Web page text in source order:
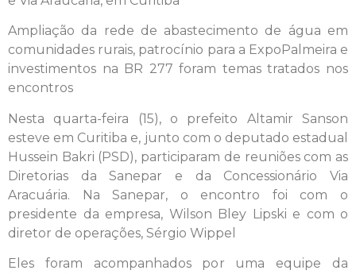
Ampliação da rede de abastecimento de água em
comunidades rurais, patrocínio para a ExpoPalmeira e
investimentos na BR 277 foram temas tratados nos
encontros
Nesta quarta-feira (15), o prefeito Altamir Sanson
esteve em Curitiba e, junto com o deputado estadual
Hussein Bakri (PSD), participaram de reuniões com as
Diretorias da Sanepar e da Concessionário Via
Aracuária. Na Sanepar, o encontro foi com o
presidente da empresa, Wilson Bley Lipski e com o
diretor de operações, Sérgio Wippel
Eles foram acompanhados por uma equipe da